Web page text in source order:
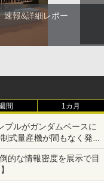
速報&詳細レポー
間 1カ月
プルがガンダムベースに
式量産機が間もなく発送
的な情報密度を展示で目